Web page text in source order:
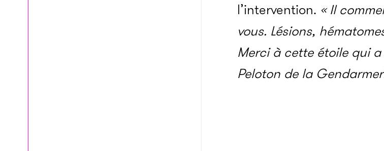
l’intervention. « Il
vous. Lésions,
Merci à cette étoile qui
Peloton de la